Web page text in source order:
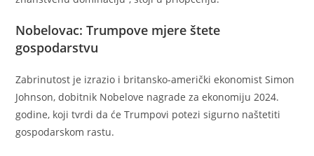
Nobelovac: Trumpove mjere štete
gospodarstvu
Zabrinutost je izrazio i britansko-američki ekonomist Simon
Johnson, dobitnik Nobelove nagrade za ekonomiju 2024.
godine, koji tvrdi da će Trumpovi potezi sigurno naštetiti
gospodarskom rastu.